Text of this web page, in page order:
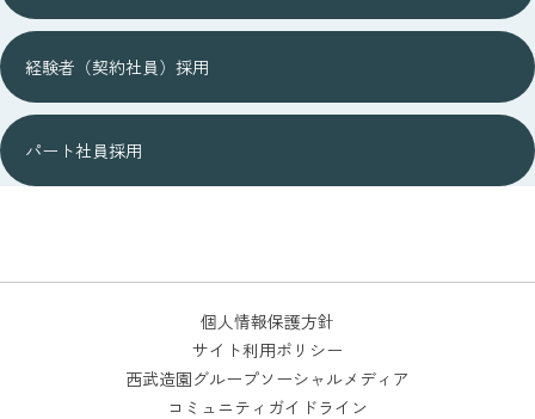
経験者（契約社員）採用
パート社員採用
個人情報保護方針
サイト利用ポリシー
西武造園グループソーシャルメディア
コミュニティガイドライン